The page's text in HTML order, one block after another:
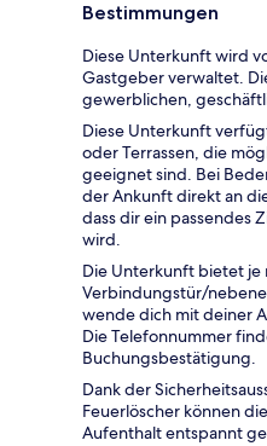
Bestimmungen
Diese Unterkunft wird
Gastgeber verwaltet.
gewerblichen,
Diese Unterkunft
oder Terrassen, die
geeignet sind. Bei
der Ankunft direkt an
dass dir ein passendes
wird.
Die Unterkunft bietet je
Verbindungstür/
wende dich mit deiner
Die Telefonnummer
Buchungsbestätigung.
Dank der
Feuerlöscher können
Aufenthalt entspannt